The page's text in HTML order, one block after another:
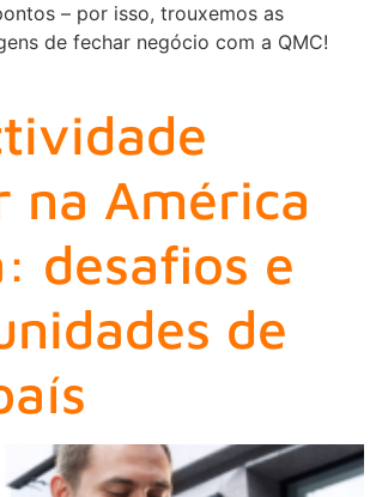
– por isso, trouxemos as
de fechar negócio com a QMC!
na América
desafios e
de